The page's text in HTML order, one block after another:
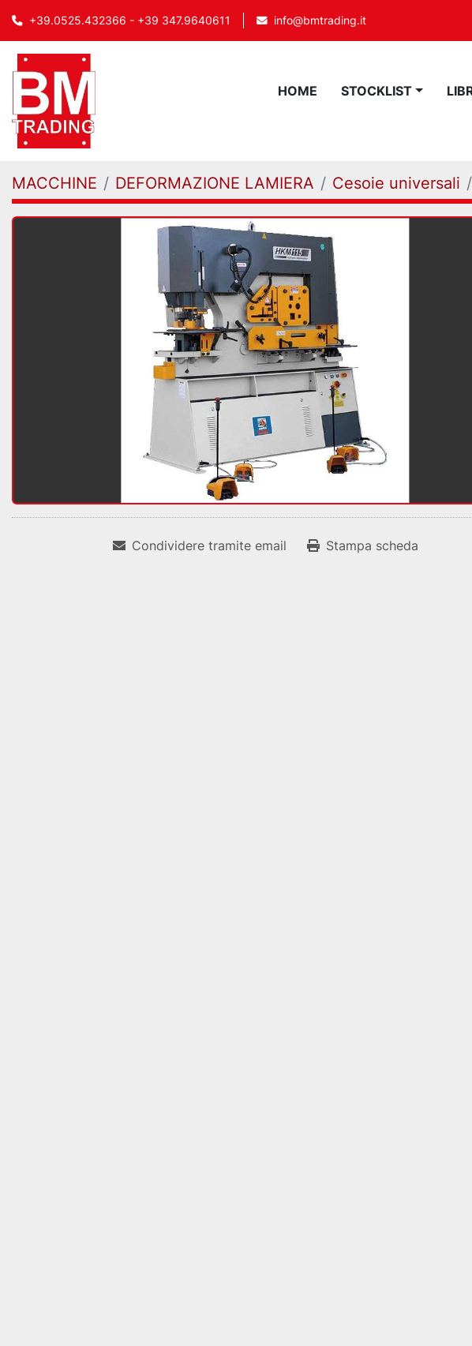
+39.0525.432366 - +39 347.9640611 info@bmtrading.it
HOME STOCKLIST
MACCHINE DEFORMAZIONE LAMIERA Cesoie universali
Condividere tramite email Stampa scheda